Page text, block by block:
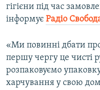
Усі сайти RFE/RL
гігієни під час
інформує Радіо
«Ми повинні дбати про
першу чергу це чисті
розпаковуємо
харчування у свою